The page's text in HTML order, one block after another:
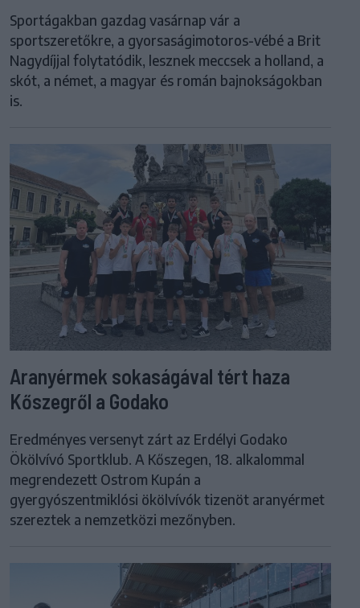
Sportágakban gazdag vasárnap vár a
sportszeretőkre, a gyorsaságimotoros-vébé a Brit
Nagydíjjal folytatódik, lesznek meccsek a holland, a
skót, a német, a magyar és román bajnokságokban
is.
Aranyérmek sokaságával tért haza
Kőszegről a Godako
Eredményes versenyt zárt az Erdélyi Godako
Ökölvívó Sportklub. A Kőszegen, 18. alkalommal
megrendezett Ostrom Kupán a
gyergyószentmiklósi ökölvívók tizenöt aranyérmet
szereztek a nemzetközi mezőnyben.